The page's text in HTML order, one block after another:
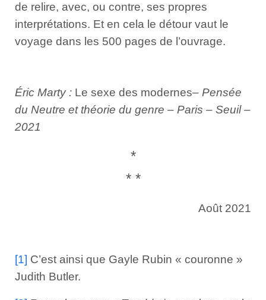
de relire, avec, ou contre, ses propres
interprétations. Et en cela le détour vaut le
voyage dans les 500 pages de l’ouvrage.
Éric Marty : Le sexe des modernes– Pensée
du Neutre et théorie du genre – Paris – Seuil –
2021
*
* *
Août 2021
[1] C’est ainsi que Gayle Rubin « couronne »
Judith Butler.